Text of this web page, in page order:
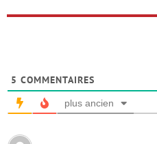
5 COMMENTAIRES
plus ancien